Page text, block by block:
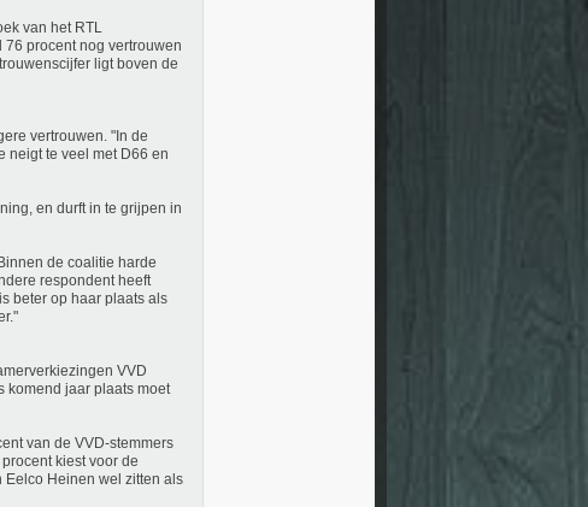
van het RTL
procent nog vertrouwen
ligt boven de
vertrouwen. "In de
neigt te veel met D66 en
en durft in te grijpen in
de coalitie harde
respondent heeft
beter op haar plaats als
VVD
komend jaar plaats moet
van de VVD-stemmers
kiest voor de
Eelco Heinen wel zitten als